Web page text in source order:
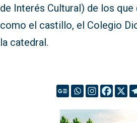
de Interés Cultural) de los
como el castillo, el Colegio
la catedral.